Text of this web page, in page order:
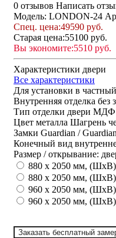
0 отзывов Написать
Модель: LONDON-24
Спец. цена:49590 руб.
Старая цена:55100 руб.
Вы экономите:5510 руб.
Характеристики двери
Все характеристики
Для установки в
Внутренняя отделка без
Тип отделки двери МДФ
Цвет металла Шагрень
Замки Guardian / Guardian
Конечный вид
Размер / открывание:
880 х 2050 мм,
880 х 2050 мм,
960 х 2050 мм,
960 х 2050 мм,
Заказать бесплатный